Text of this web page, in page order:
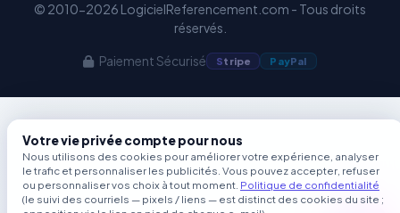
© 2010-2026 LogicielReferencement.com - Tous droits
réservés.
Paiement Sécurisé Stripe PayPal
Votre vie privée compte pour nous
Nous utilisons des cookies pour améliorer votre expérience, analyser
le trafic et personnaliser les publicités. Vous pouvez accepter, refuser
ou personnaliser vos choix à tout moment. Politique de confidentialité
(le suivi des courriels — pixels / liens — est distinct des cookies du site ;